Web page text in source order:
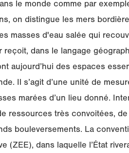
le monde comme par
on distingue les mers
masses d'eau salée qui
reçoit, dans le langage
aujourd’hui des espaces
Il s’agit d’une unité de
marées d’un lieu donné.
ressources très convoitées,
bouleversements. La
(ZEE), dans laquelle l’État